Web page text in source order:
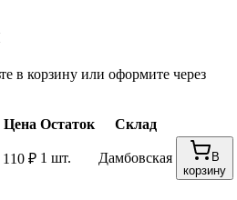
в корзину или оформите через
Цена Остаток
Склад
110 ₽ 1 шт. Дамбовская
В
корзину